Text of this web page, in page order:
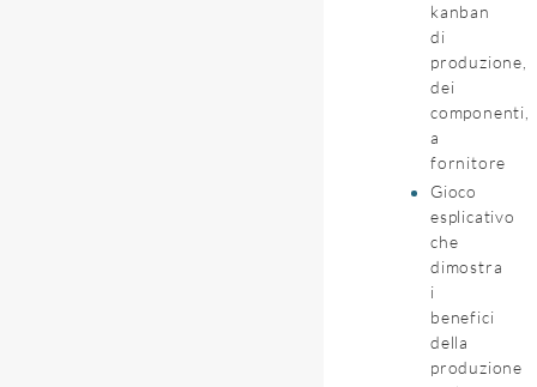
kanban
di
produzione,
dei
componenti,
a
fornitore
Gioco
esplicativo
che
dimostra
i
benefici
della
produzione